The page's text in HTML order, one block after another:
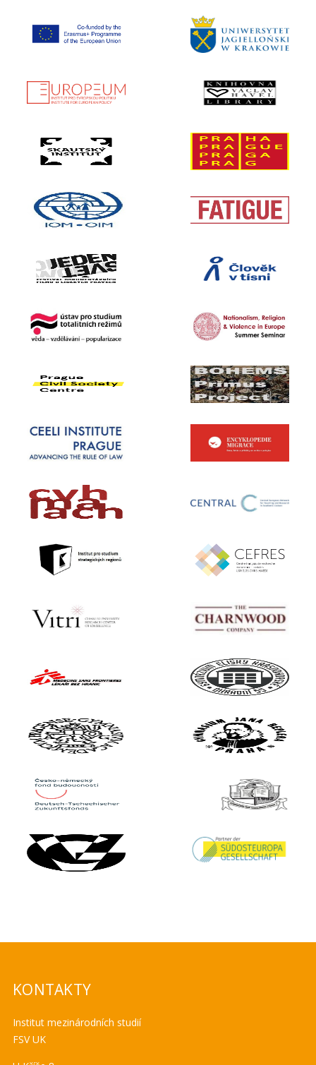
KONTAKTY
Institut mezinárodních studií
FSV UK